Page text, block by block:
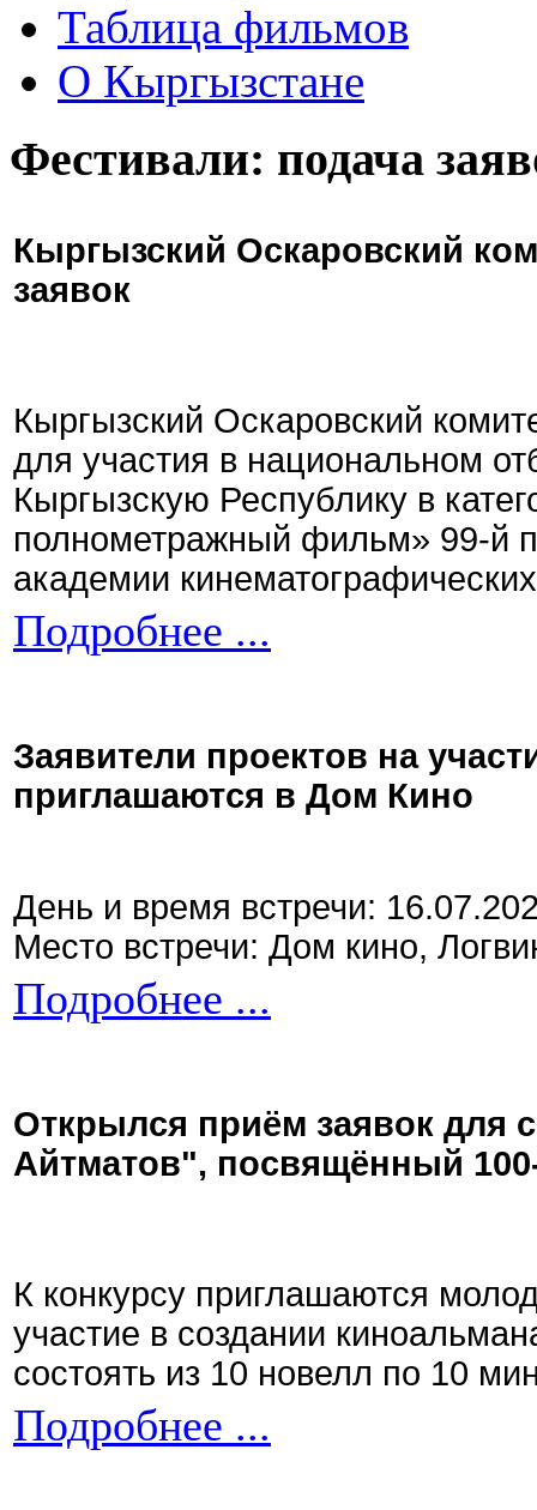
Таблица фильмов
О Кыргызстане
Фестивали: подача
Кыргызский Оскаровский
заявок
Кыргызский Оскаровский
для участия в национальном
Кыргызскую Республику в
полнометражный фильм» 99-й
академии
Подробнее ...
Заявители проектов на
приглашаются в Дом Кино
День и время встречи:
Место встречи: Дом кино,
Подробнее ...
Открылся приём заявок для
Айтматов", посвящённый
К конкурсу приглашаются
участие в создании
состоять из 10 новелл по 10
Подробнее ...